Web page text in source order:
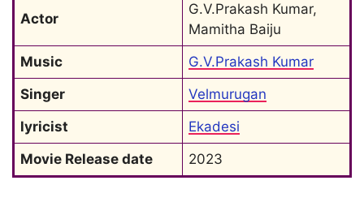
Actor
G.V.Prakash Kumar,
Mamitha Baiju
Music
G.V.Prakash Kumar
Singer
Velmurugan
lyricist
Ekadesi
Movie Release date
2023